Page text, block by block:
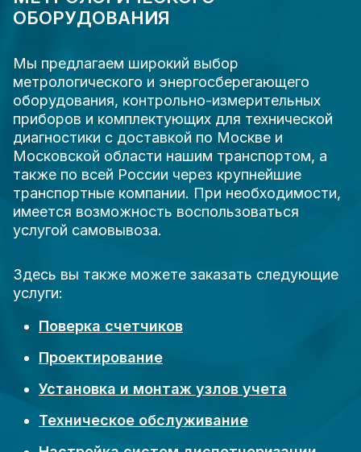
ОБОРУДОВАНИЯ
Мы предлагаем широкий выбор
метрологического и энергосберегающего
оборудования, контрольно-измерительных
приборов и комплектующих для технической
диагностики с доставкой по Москве и
Московской области нашим транспортом, а
также по всей России через крупнейшие
транспортные компании. При необходимости,
имеется возможность воспользоваться
услугой самовывоза.
Здесь вы также можете заказать следующие
услуги:
Поверка счетчиков
Проектирование
Установка и монтаж узлов учета
Техническое обслуживание